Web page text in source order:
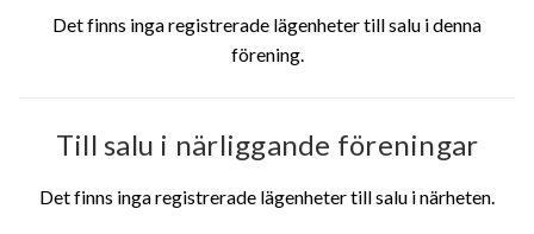
Det finns inga registrerade lägenheter till salu i denna
förening.
Till salu i närliggande föreningar
Det finns inga registrerade lägenheter till salu i närheten.